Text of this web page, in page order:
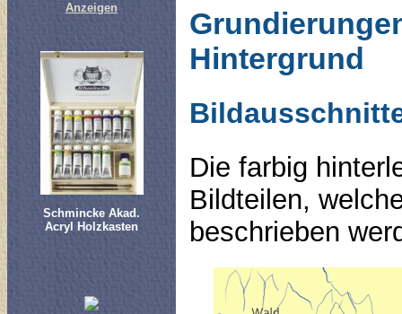
Anzeigen
Schmincke Akad.
Acryl Holzkasten
Hintergrund
Die farbig
Bildteilen,
beschrieben